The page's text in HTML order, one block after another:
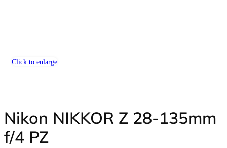
Click to enlarge
Nikon NIKKOR Z 28-135mm
f/4 PZ